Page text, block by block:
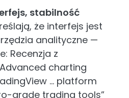
stabilność
że interfejs jest
analityczne —
Recenzja z
charting
… platform
grade trading tools”